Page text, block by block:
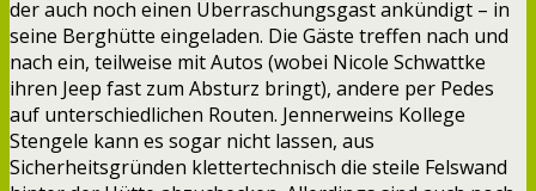
der auch noch einen Überraschungsgast ankündigt – in
seine Berghütte eingeladen. Die Gäste treffen nach und
nach ein, teilweise mit Autos (wobei Nicole Schwattke
ihren Jeep fast zum Absturz bringt), andere per Pedes
auf unterschiedlichen Routen. Jennerweins Kollege
Stengele kann es sogar nicht lassen, aus
Sicherheitsgründen klettertechnisch die steile Felswand